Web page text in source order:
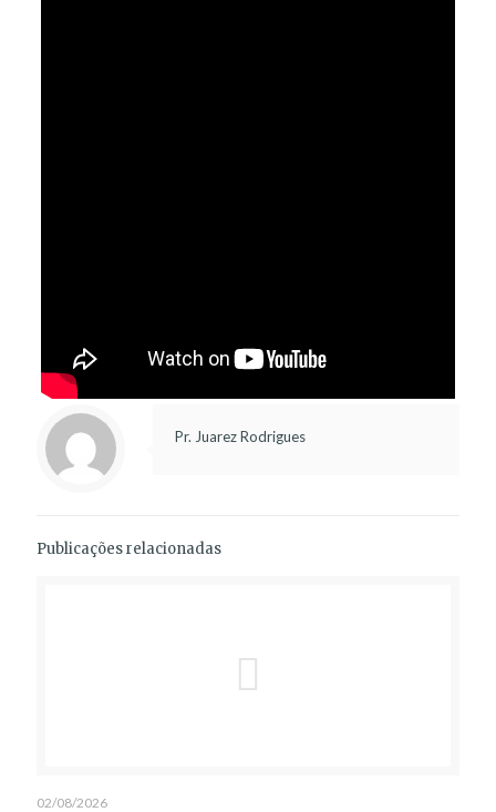
Pr. Juarez Rodrigues
Publicações relacionadas
02/08/2026